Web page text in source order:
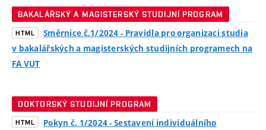
BAKALÁŘSKÝ A MAGISTERSKÝ STUDIJNÍ PROGRAM
HTML
Směrnice č.1/2024 - Pravidla pro organizaci studia
v bakalářských a magisterských studijních programech na
FA VUT
DOKTORSKÝ STUDIJNÍ PROGRAM
HTML
Pokyn č. 1/2024 - Sestavení individuálního